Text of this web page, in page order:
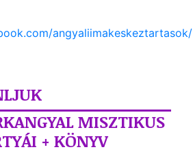
angyaliimakeskeztartasok/
MISZTIKUS
+ KÖNYV